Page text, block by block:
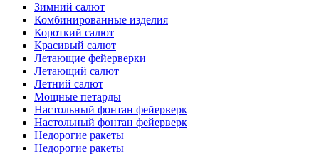
Зимний салют
Комбинированные изделия
Короткий салют
Красивый салют
Летающие фейерверки
Летающий салют
Летний салют
Мощные петарды
Настольный фонтан фейерверк
Настольный фонтан фейерверк
Недорогие ракеты
Недорогие ракеты